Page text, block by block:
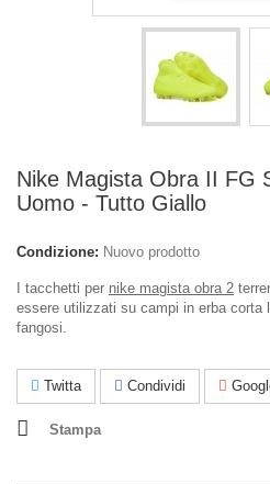
Nike Magista Obra II FG
Uomo - Tutto Giallo
Condizione: Nuovo prodotto
I tacchetti per nike magista obra 2
essere utilizzati su campi in erba corta
fangosi.
Twitta Condividi
Stampa